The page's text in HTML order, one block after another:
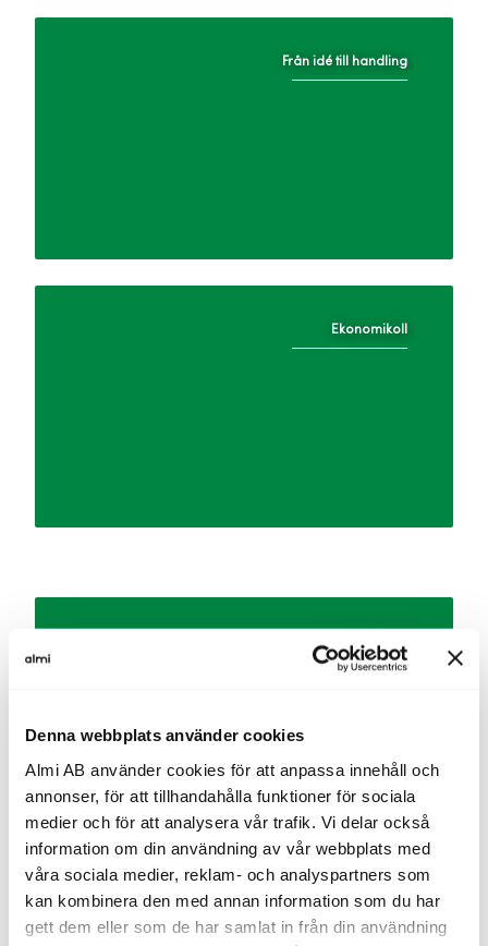
Denna webbplats använder cookies
Almi AB använder cookies för att anpassa innehåll och
annonser, för att tillhandahålla funktioner för sociala
medier och för att analysera vår trafik. Vi delar också
information om din användning av vår webbplats med
våra sociala medier, reklam- och analyspartners som
kan kombinera den med annan information som du har
gett dem eller som de har samlat in från din användning
Från idé till handling
Ekonomikoll
Hållbar tillväxt
Framtidsrusta ditt företag
Exportredo